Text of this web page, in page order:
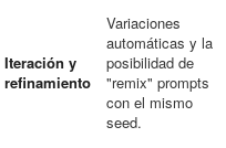
Iteración y
refinamiento
Variaciones
automáticas y la
posibilidad de
"remix" prompts
con el mismo
seed.